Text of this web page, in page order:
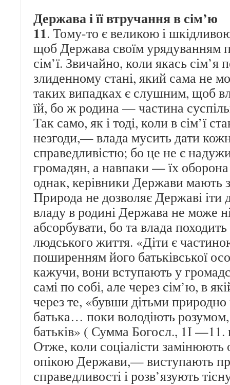
Держава і її втручання в сім’ю
11. Тому-то є великою і
щоб Держава своїм урядуванням
сім’ї. Звичайно, коли якась сім’я
злиденному стані, який сама не
таких випадках є слушним, щоб
їй, бо ж родина — частина
Так само, як і тоді, коли в сім’ї
незгоди,— влада мусить дати
справедливістю; бо це не є
громадян, а навпаки — їх оборона
однак, керівники Держави мають
Природа не дозволяє Державі іти
владу в родині Держава не може
абсорбувати, бо та влада походить
людського життя. «Діти є
поширенням його батьківської
кажучи, вони вступають у
самі по собі, але через сім’ю, в
через те, «бувши дітьми природно
батька… поки володіють
батьків» ( Сумма Богосл., 1І —11.
Отже, коли соціалісти замінюють
опікою Держави,— виступають
справедливості і розв’язують